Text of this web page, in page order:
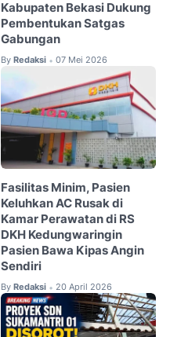
Kabupaten Bekasi Dukung
Pembentukan Satgas
Gabungan
By Redaksi • 07 Mei 2026
Fasilitas Minim, Pasien
Keluhkan AC Rusak di
Kamar Perawatan di RS
DKH Kedungwaringin
Pasien Bawa Kipas Angin
Sendiri
By Redaksi • 20 April 2026